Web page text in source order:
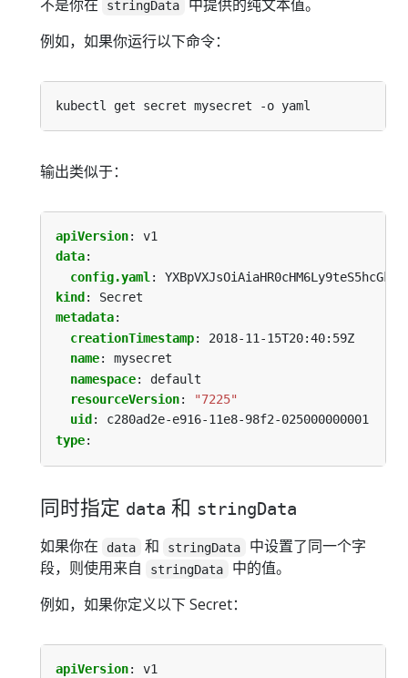
不是你在 stringData
中提供的纯文本值。
例如，如果你运行以下命令：
输出类似于：
apiVersion:
v1
data:
config.yaml :
kind :
Secret
metadata:
creationTimestamp:
2018-11-15T20:40:59Z
name:
mysecret
namespace:
default
resourceVersion:
"7225"
uid :
c280ad2e-e916-11e8-98f2-025000000001
type:
同时指定 data 和 stringData
如果你在
data 和 stringData
中设置了同一个字
段，则使用来自
stringData
中的值。
例如，如果你定义以下 Secret：
apiVersion:
v1